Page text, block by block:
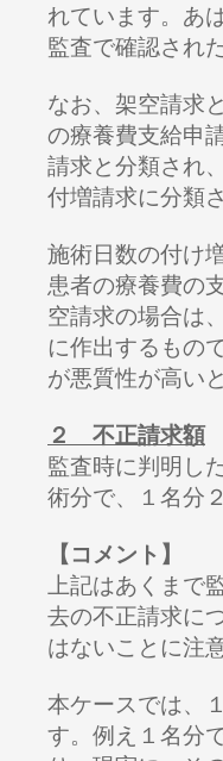
れています。あ
監査で確認され
なお、架空請求
の療養費支給申
請求と分類され
付増請求に分類
施術日数の付け
患者の療養費の
空請求の場合は
に作出するもの
が悪質性が高い
２ 不正請求額
監査時に判明し
術分で、１名分
【コメント】
上記はあくまで
去の不正請求に
はないことに注
本ケースでは、
す。例え１名分